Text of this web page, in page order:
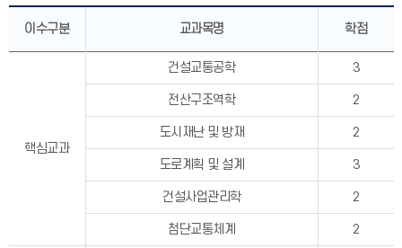
이수구분 교과목명 학점
핵심교과
건설교통공학 3
전산구조역학 2
도시재난 및 방재 2
도로계획 및 설계 3
건설사업관리학 2
첨단교통체계 2